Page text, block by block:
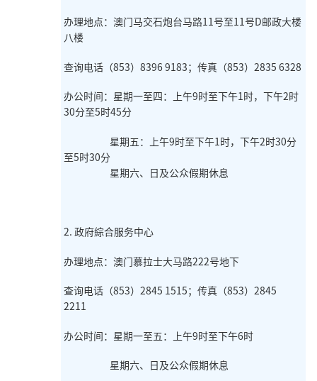
办理地点：澳门马交石炮台马路11号至11号D邮政大楼
八楼
查询电话（853）8396 9183；传真（853）2835 6328
办公时间：星期一至四：上午9时至下午1时，下午2时
30分至5时45分
星期五：上午9时至下午1时，下午2时30分
至5时30分
星期六、日及公众假期休息
2. 政府綜合服务中心
办理地点：澳门慕拉士大马路222号地下
查询电话（853）2845 1515；传真（853）2845
2211
办公时间：星期一至五：上午9时至下午6时
星期六、日及公众假期休息